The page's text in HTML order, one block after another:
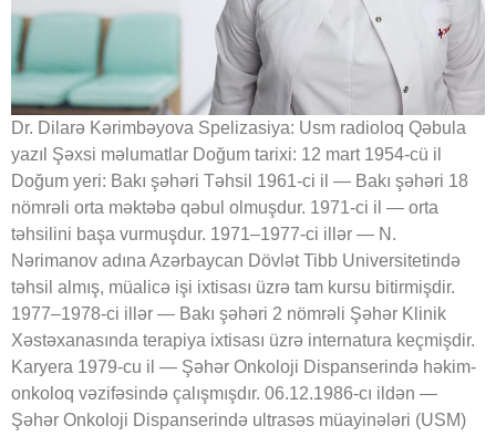
Dr. Dilarə Kərimbəyova Spelizasiya: Usm radioloq Qəbula
yazıl Şəxsi məlumatlar Doğum tarixi: 12 mart 1954-cü il
Doğum yeri: Bakı şəhəri Təhsil 1961-ci il — Bakı şəhəri 18
nömrəli orta məktəbə qəbul olmuşdur. 1971-ci il — orta
təhsilini başa vurmuşdur. 1971–1977-ci illər — N.
Nərimanov adına Azərbaycan Dövlət Tibb Universitetində
təhsil almış, müalicə işi ixtisası üzrə tam kursu bitirmişdir.
1977–1978-ci illər — Bakı şəhəri 2 nömrəli Şəhər Klinik
Xəstəxanasında terapiya ixtisası üzrə internatura keçmişdir.
Karyera 1979-cu il — Şəhər Onkoloji Dispanserində həkim-
onkoloq vəzifəsində çalışmışdır. 06.12.1986-cı ildən —
Şəhər Onkoloji Dispanserində ultrasəs müayinələri (USM)